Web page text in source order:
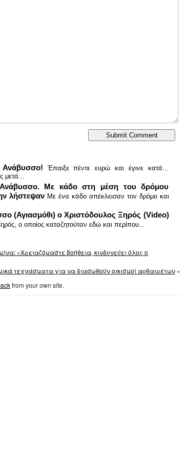
Ανάβυσσο! Έπαιξε πέντε ευρώ και έγινε κατά…
μετά...
Με κάδο στη μέση του δρόμου
λήστεψαν Με ένα κάδο απέκλεισαν τον δρόμο και
(Αγιασμόθι) ο Χριστόδουλος Ξηρός (Video)
ο οποίος καταζητούταν εδώ και περίπου...
«Χρειαζόμαστε βοήθεια, κινδυνεύει όλος ο
τεχνάσματα για να διασωθούν οικισμοί αυθαιρέτων »
from your own site.